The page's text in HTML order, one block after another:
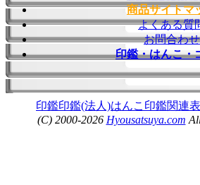
商品サイトマ
よくある質
お問合わせ
印鑑・はんこ・
印鑑印鑑(法人)はんこ 印鑑関連
(C) 2000-2026 Hyousatsuya.com